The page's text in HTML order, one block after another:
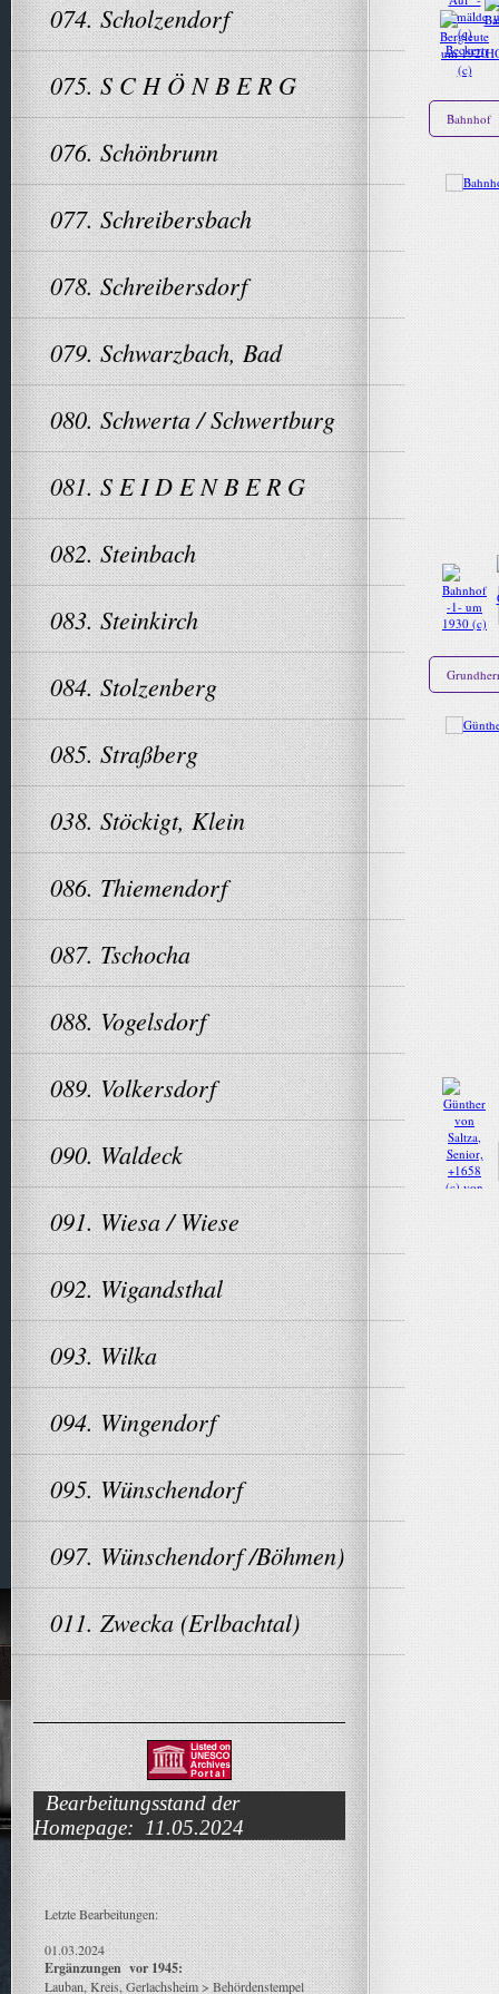
074. Scholzendorf
075. S C H Ö N B E R G
076. Schönbrunn
077. Schreibersbach
078. Schreibersdorf
079. Schwarzbach, Bad
080. Schwerta / Schwertburg
081. S E I D E N B E R G
082. Steinbach
083. Steinkirch
084. Stolzenberg
085. Straßberg
038. Stöckigt, Klein
086. Thiemendorf
087. Tschocha
088. Vogelsdorf
089. Volkersdorf
090. Waldeck
091. Wiesa / Wiese
092. Wigandsthal
093. Wilka
094. Wingendorf
095. Wünschendorf
097. Wünschendorf /Böhmen)
011. Zwecka (Erlbachtal)
Bearbeitungsstand der
Homepage: 11.05.2024
Letzte Bearbeitungen:
01.03.2024
Ergänzungen vor 1945:
Lauban, Kreis, Gerlachsheim > Behördenstempel
Bahnhof